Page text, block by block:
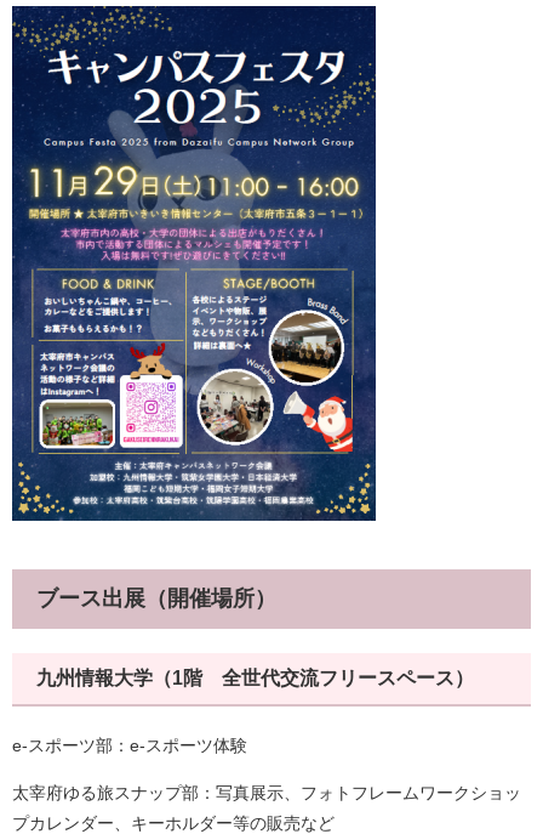
ブース出展（開催場所）
九州情報大学（1階 全世代交流フリースペース）
e-スポーツ部：e-スポーツ体験
太宰府ゆる旅スナップ部：写真展示、フォトフレームワークショッ
プカレンダー、キーホルダー等の販売など